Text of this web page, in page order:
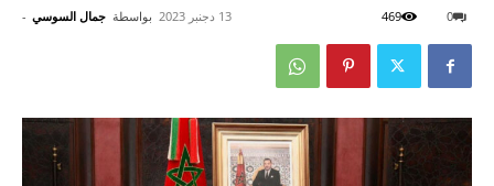
بواسطة جمال السوسي - 13 دجنبر 2023 0
469